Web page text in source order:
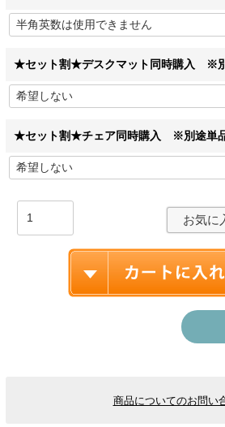
(
)
★セット割★デスクマット同時購入 ※
★セット割★チェア同時購入 ※別途単
お気に
商品についてのお問い